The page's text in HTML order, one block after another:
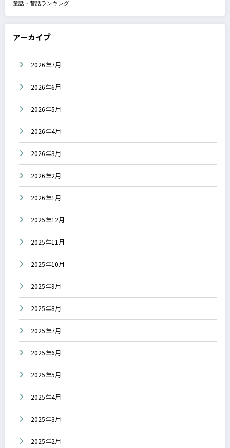
童話・昔話ランキング
アーカイブ
2026年7月
2026年6月
2026年5月
2026年4月
2026年3月
2026年2月
2026年1月
2025年12月
2025年11月
2025年10月
2025年9月
2025年8月
2025年7月
2025年6月
2025年5月
2025年4月
2025年3月
2025年2月